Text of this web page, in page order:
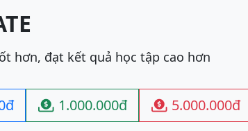
hơn, đạt kết quả học tập cao hơn
 1.000.000đ  5.000.000đ